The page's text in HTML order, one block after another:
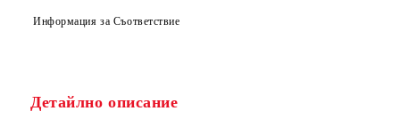
Информация за Съответствие
Детайлно описание